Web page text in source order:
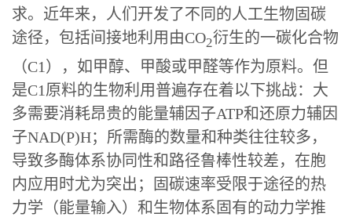
求。近年来，人们开发了不同的人工生物固碳
途径，包括间接地利用由CO2衍生的一碳化合物
（C1），如甲醇、甲酸或甲醛等作为原料。但
是C1原料的生物利用普遍存在着以下挑战：大
多需要消耗昂贵的能量辅因子ATP和还原力辅因
子NAD(P)H；所需酶的数量和种类往往较多，
导致多酶体系协同性和路径鲁棒性较差，在胞
内应用时尤为突出；固碳速率受限于途径的热
力学（能量输入）和生物体系固有的动力学推